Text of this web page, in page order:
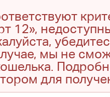
12»,
мы не
для